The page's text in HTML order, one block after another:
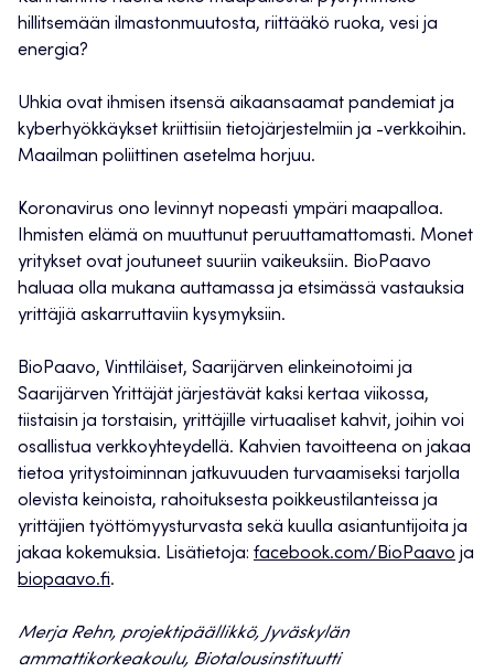
hillitsemään ilmastonmuutosta, riittääkö ruoka, vesi ja
energia?
Uhkia ovat ihmisen itsensä aikaansaamat pandemiat ja
kyberhyökkäykset kriittisiin tietojärjestelmiin ja -verkkoihin.
Maailman poliittinen asetelma horjuu.
Koronavirus ono levinnyt nopeasti ympäri maapalloa.
Ihmisten elämä on muuttunut peruuttamattomasti. Monet
yritykset ovat joutuneet suuriin vaikeuksiin. BioPaavo
haluaa olla mukana auttamassa ja etsimässä vastauksia
yrittäjiä askarruttaviin kysymyksiin.
BioPaavo, Vinttiläiset, Saarijärven elinkeinotoimi ja
Saarijärven Yrittäjät järjestävät kaksi kertaa viikossa,
tiistaisin ja torstaisin, yrittäjille virtuaaliset kahvit, joihin voi
osallistua verkkoyhteydellä. Kahvien tavoitteena on jakaa
tietoa yritystoiminnan jatkuvuuden turvaamiseksi tarjolla
olevista keinoista, rahoituksesta poikkeustilanteissa ja
yrittäjien työttömyysturvasta sekä kuulla asiantuntijoita ja
jakaa kokemuksia. Lisätietoja: facebook.com/BioPaavo ja
biopaavo.fi.
Merja Rehn, projektipäällikkö, Jyväskylän
ammattikorkeakoulu, Biotalousinstituutti